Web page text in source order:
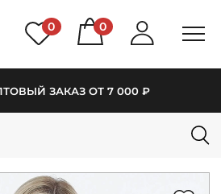
0 0
ЗАКАЗ ОТ 7 000 ₽